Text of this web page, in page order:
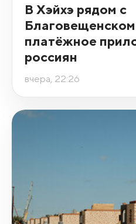
В Хэйхэ рядом с
Благовещенском
платёжное
россиян
вчера, 22:26